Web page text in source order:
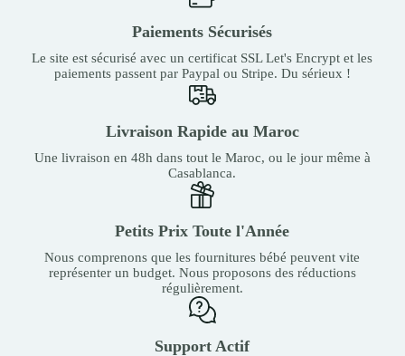
Paiements Sécurisés
Le site est sécurisé avec un certificat SSL Let's Encrypt et les
paiements passent par Paypal ou Stripe. Du sérieux !
Livraison Rapide au Maroc
Une livraison en 48h dans tout le Maroc, ou le jour même à
Casablanca.
Petits Prix Toute l'Année
Nous comprenons que les fournitures bébé peuvent vite
représenter un budget. Nous proposons des réductions
régulièrement.
Support Actif